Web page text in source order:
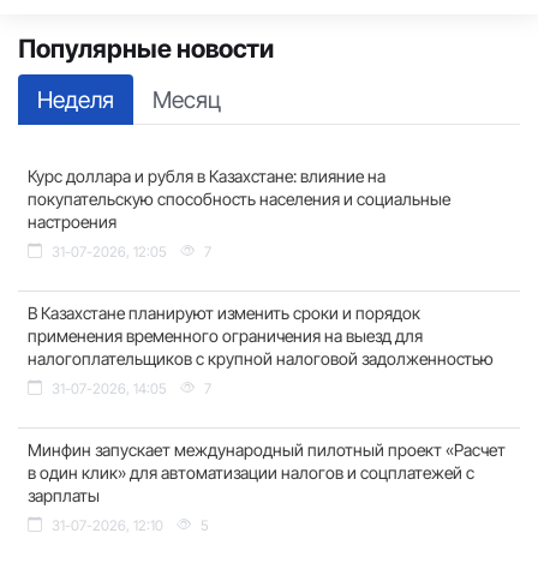
Популярные новости
Неделя Месяц
Курс доллара и рубля в Казахстане: влияние на
покупательскую способность населения и социальные
настроения
31-07-2026, 12:05 7
В Казахстане планируют изменить сроки и порядок
применения временного ограничения на выезд для
налогоплательщиков с крупной налоговой задолженностью
31-07-2026, 14:05 7
Минфин запускает международный пилотный проект «Расчет
в один клик» для автоматизации налогов и соцплатежей с
зарплаты
31-07-2026, 12:10 5